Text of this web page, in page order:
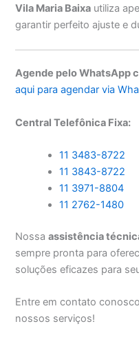
Vila Maria Baixa utiliza
garantir perfeito ajuste e
Agende pelo WhatsApp
aqui para agendar via
Central Telefônica Fixa:
11 3483-8722
11 3843-8722
11 3971-8804
11 2762-1480
Nossaassistência
sempre pronta para
soluções eficazes para
Entre em contato
nossos serviços!